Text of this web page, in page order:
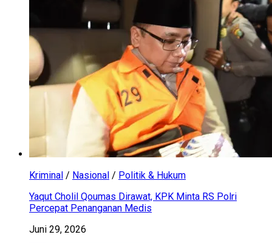
Kriminal / Nasional / Politik & Hukum
Yaqut Cholil Qoumas Dirawat, KPK Minta RS Polri
Percepat Penanganan Medis
Juni 29, 2026